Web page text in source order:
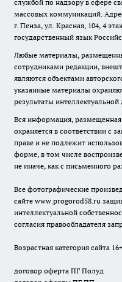
службой по надзору в сфере
массовых коммуникаций.
г. Пенза, ул. Красная, 104, 4
государственный язык
Любые материалы,
сотрудниками редакции,
являются объектами
указанные материалы
результаты интеллектуальной
Вся информация, размещенная
охраняется в соответствии с
праве и не подлежит
форме, в том числе
не иначе, как с письменного
Все фотографические
сайте www.progorod58.ru
интеллектуальной
согласия правообладателя
Возрастная категория сайта
договор оферта ПГ Полуд